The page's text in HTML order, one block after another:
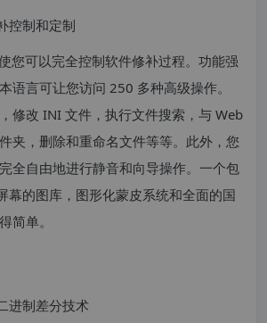
控制和定制
您可以完全控制软件修补过程。功能强
语言可让您访问 250 多种高级操作。
修改 INI 文件，执行文件搜索，与 Web
夹，删除和重命名文件等等。此外，您
全自由地进行静音和向导操作。一个包
幕的图库，图形化蒙皮系统和全面的国
简单。
进制差分技术